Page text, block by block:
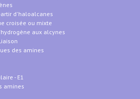
d'haloalcanes
croisée ou mixte
aux alcynes
des amines
- E1
amines